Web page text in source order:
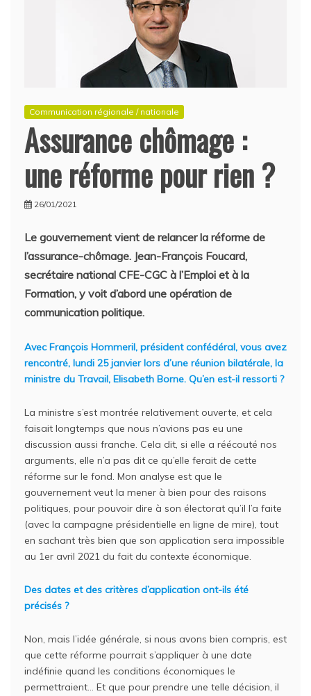
Communication régionale / nationale
Assurance chômage :
une réforme pour rien ?
26/01/2021
Le gouvernement vient de relancer la réforme de
l’assurance-chômage. Jean-François Foucard,
secrétaire national CFE-CGC à l’Emploi et à la
Formation, y voit d’abord une opération de
communication politique.
Avec François Hommeril, président confédéral, vous avez
rencontré, lundi 25 janvier lors d’une réunion bilatérale, la
ministre du Travail, Elisabeth Borne. Qu’en est-il ressorti ?
La ministre s’est montrée relativement ouverte, et cela
faisait longtemps que nous n’avions pas eu une
discussion aussi franche. Cela dit, si elle a réécouté nos
arguments, elle n’a pas dit ce qu’elle ferait de cette
réforme sur le fond. Mon analyse est que le
gouvernement veut la mener à bien pour des raisons
politiques, pour pouvoir dire à son électorat qu’il l’a faite
(avec la campagne présidentielle en ligne de mire), tout
en sachant très bien que son application sera impossible
au 1er avril 2021 du fait du contexte économique.
Des dates et des critères d’application ont-ils été
précisés ?
Non, mais l’idée générale, si nous avons bien compris, est
que cette réforme pourrait s’appliquer à une date
indéfinie quand les conditions économiques le
permettraient… Et que pour prendre une telle décision, il